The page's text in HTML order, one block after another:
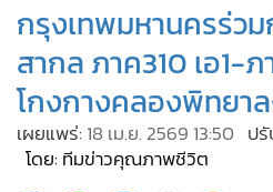
• คอลัมนิสต์
• ละคร
• CbizReview
• Cyber BIZ
กรุงเทพมหานครร่ว
สากล ภาค310 เอ1-
โกงกางคลองพิทยา
เผยแพร่: 18 เม.ย. 2569 13:50 ป
โดย: ทีมข่าวคุณภาพชีวิต